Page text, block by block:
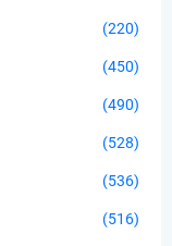
(220)
(450)
(490)
(528)
(536)
(516)